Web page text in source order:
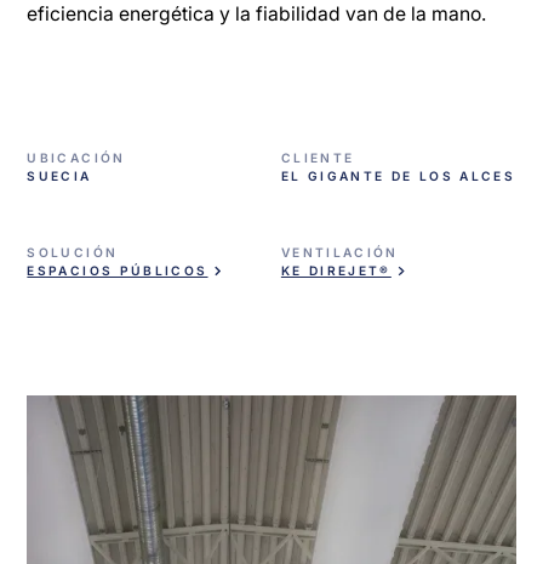
eficiencia energética y la fiabilidad van de la mano.
UBICACIÓN
SUECIA
CLIENTE
EL GIGANTE DE LOS ALCES
SOLUCIÓN
ESPACIOS PÚBLICOS
VENTILACIÓN
KE DIREJET®